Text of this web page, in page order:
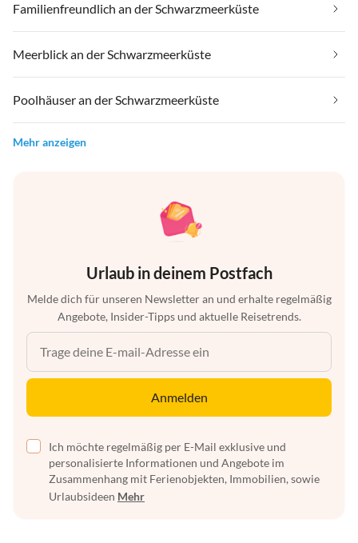
Familienfreundlich an der Schwarzmeerküste
Meerblick an der Schwarzmeerküste
Poolhäuser an der Schwarzmeerküste
Mehr anzeigen
Urlaub in deinem Postfach
Melde dich für unseren Newsletter an und erhalte regelmäßig
Angebote, Insider-Tipps und aktuelle Reisetrends.
Anmelden
Ich möchte regelmäßig per E-Mail exklusive und
personalisierte Informationen und Angebote im
Zusammenhang mit Ferienobjekten, Immobilien, sowie
Urlaubsideen Mehr